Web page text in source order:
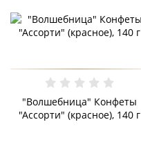
"Волшебница" Конфеты
"Ассорти" (красное), 140 г